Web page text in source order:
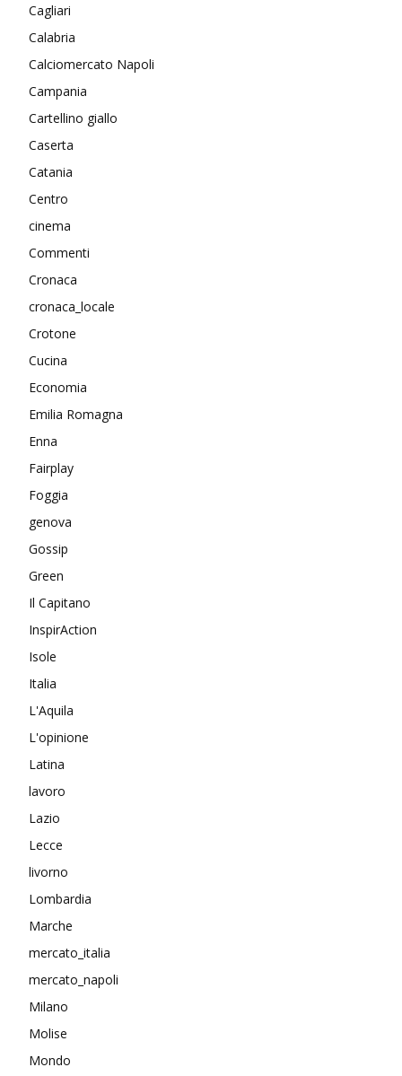
Cagliari
Calabria
Calciomercato Napoli
Campania
Cartellino giallo
Caserta
Catania
Centro
cinema
Commenti
Cronaca
cronaca_locale
Crotone
Cucina
Economia
Emilia Romagna
Enna
Fairplay
Foggia
genova
Gossip
Green
Il Capitano
InspirAction
Isole
Italia
L'Aquila
L'opinione
Latina
lavoro
Lazio
Lecce
livorno
Lombardia
Marche
mercato_italia
mercato_napoli
Milano
Molise
Mondo